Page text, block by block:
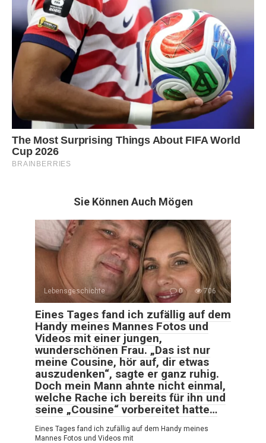
Sie Können Auch Mögen
Lebensgeschichte 0 706
Eines Tages fand ich zufällig auf dem
Handy meines Mannes Fotos und
Videos mit einer jungen,
wunderschönen Frau. „Das ist nur
meine Cousine, hör auf, dir etwas
auszudenken“, sagte er ganz ruhig.
Doch mein Mann ahnte nicht einmal,
welche Rache ich bereits für ihn und
seine „Cousine“ vorbereitet hatte…
Eines Tages fand ich zufällig auf dem Handy meines
Mannes Fotos und Videos mit